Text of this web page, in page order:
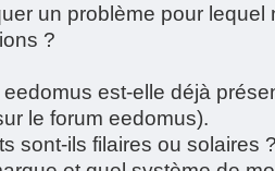
un problème pour lequel
?
est-elle déjà
le forum eedomus).
sont-ils filaires ou solaires